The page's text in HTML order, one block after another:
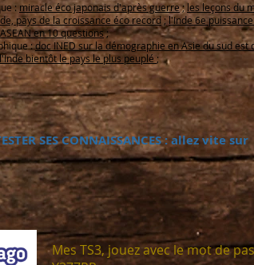
: miracle éco japonais d'après guerre; les leçons du
pays de la croissance éco record ;l'Inde 6e
ASEAN en 10 questions;
:doc INED sur la démographie en Asie du sud est
l'Inde bientôt le pays le plus peuplé;
SES CONNAISSANCES : allez vite sur
Mes TS3, jouez avec le mot de